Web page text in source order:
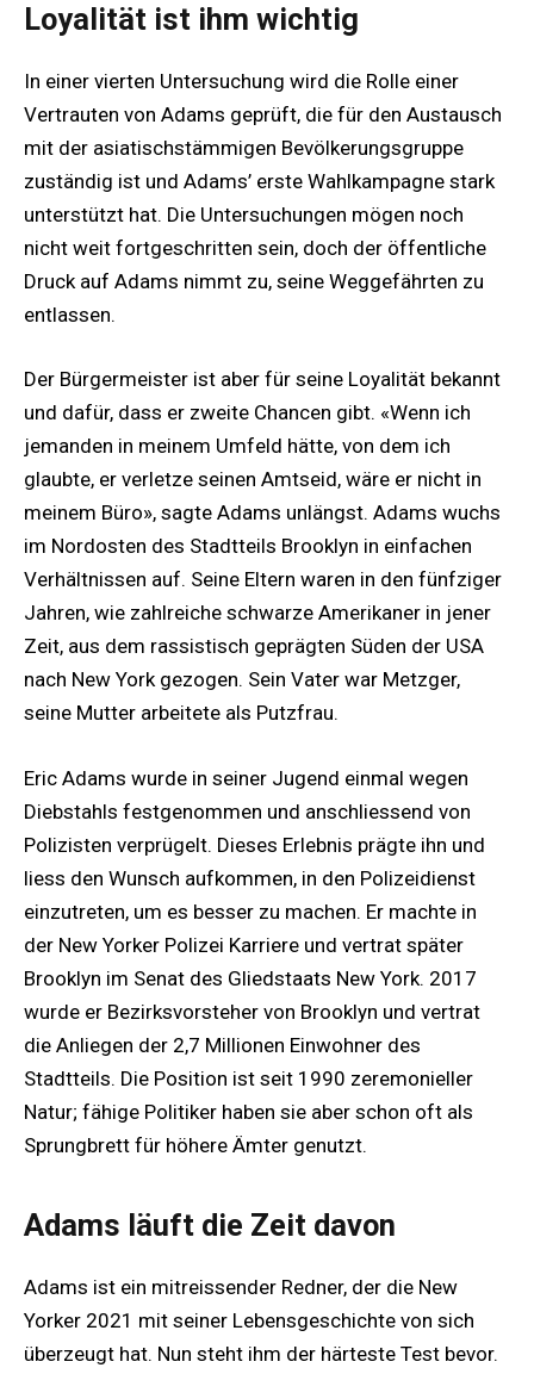
Loyalität ist ihm wichtig
In einer vierten Untersuchung wird die Rolle einer
Vertrauten von Adams geprüft, die für den Austausch
mit der asiatischstämmigen Bevölkerungsgruppe
zuständig ist und Adams’ erste Wahlkampagne stark
unterstützt hat. Die Untersuchungen mögen noch
nicht weit fortgeschritten sein, doch der öffentliche
Druck auf Adams nimmt zu, seine Weggefährten zu
entlassen.
Der Bürgermeister ist aber für seine Loyalität bekannt
und dafür, dass er zweite Chancen gibt. «Wenn ich
jemanden in meinem Umfeld hätte, von dem ich
glaubte, er verletze seinen Amtseid, wäre er nicht in
meinem Büro», sagte Adams unlängst. Adams wuchs
im Nordosten des Stadtteils Brooklyn in einfachen
Verhältnissen auf. Seine Eltern waren in den fünfziger
Jahren, wie zahlreiche schwarze Amerikaner in jener
Zeit, aus dem rassistisch geprägten Süden der USA
nach New York gezogen. Sein Vater war Metzger,
seine Mutter arbeitete als Putzfrau.
Eric Adams wurde in seiner Jugend einmal wegen
Diebstahls festgenommen und anschliessend von
Polizisten verprügelt. Dieses Erlebnis prägte ihn und
liess den Wunsch aufkommen, in den Polizeidienst
einzutreten, um es besser zu machen. Er machte in
der New Yorker Polizei Karriere und vertrat später
Brooklyn im Senat des Gliedstaats New York. 2017
wurde er Bezirksvorsteher von Brooklyn und vertrat
die Anliegen der 2,7 Millionen Einwohner des
Stadtteils. Die Position ist seit 1990 zeremonieller
Natur; fähige Politiker haben sie aber schon oft als
Sprungbrett für höhere Ämter genutzt.
Adams läuft die Zeit davon
Adams ist ein mitreissender Redner, der die New
Yorker 2021 mit seiner Lebensgeschichte von sich
überzeugt hat. Nun steht ihm der härteste Test bevor.